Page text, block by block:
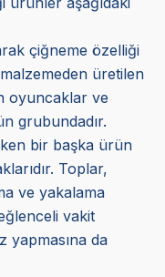
çiğneme özelliği
üretilen
oyuncaklar ve
grubundadır.
bir başka ürün
Toplar,
ve yakalama
vakit
yapmasına da